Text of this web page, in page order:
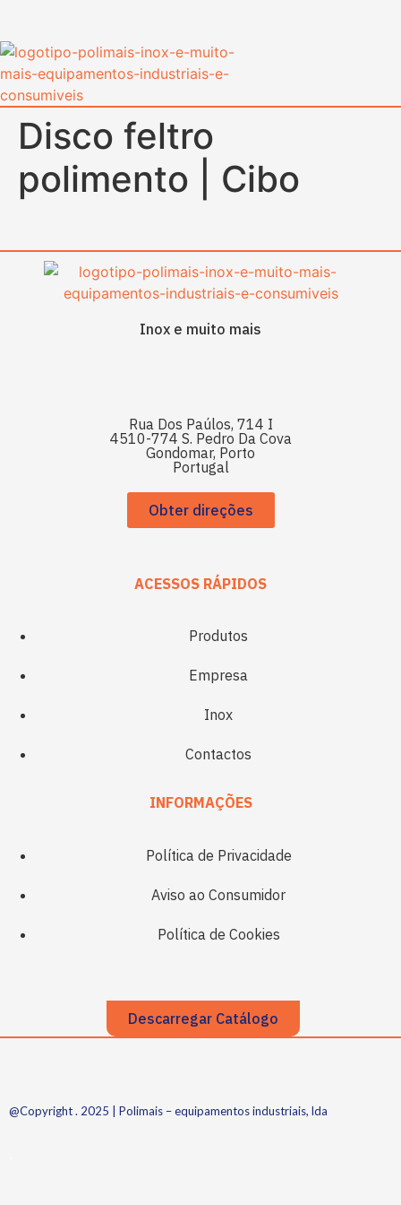
Disco feltro
polimento | Cibo
Inox e muito mais
Rua Dos Paúlos, 714 I
4510-774 S. Pedro Da Cova
Gondomar, Porto
Portugal
Obter direções
ACESSOS RÁPIDOS
Produtos
Empresa
Inox
Contactos
INFORMAÇÕES
Política de Privacidade
Aviso ao Consumidor
Política de Cookies
Descarregar Catálogo
@Copyright . 2025 | Polimais – equipamentos industriais, lda